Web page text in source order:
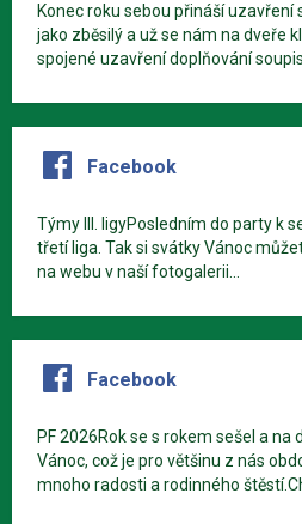
Konec roku sebou přináší uzavření
jako zběsilý a už se nám na dveře
spojené uzavření doplňování
Facebook
Týmy III. ligyPosledním do party k
třetí liga. Tak si svátky Vánoc
na webu v naší fotogalerii...
Facebook
PF 2026Rok se s rokem sešel a na
Vánoc, což je pro většinu z nás
mnoho radosti a rodinného